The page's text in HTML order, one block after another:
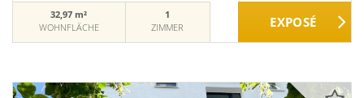
32,97 m²
WOHNFLÄCHE
1
ZIMMER